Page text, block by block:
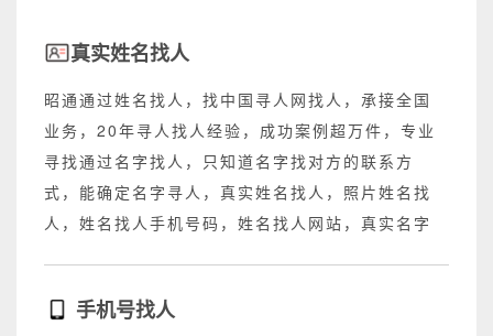
真实姓名找人
昭通通过姓名找人，找中国寻人网找人，承接全国
业务，20年寻人找人经验，成功案例超万件，专业
寻找通过名字找人，只知道名字找对方的联系方
式，能确定名字寻人，真实姓名找人，照片姓名找
人，姓名找人手机号码，姓名找人网站，真实名字
手机号找人